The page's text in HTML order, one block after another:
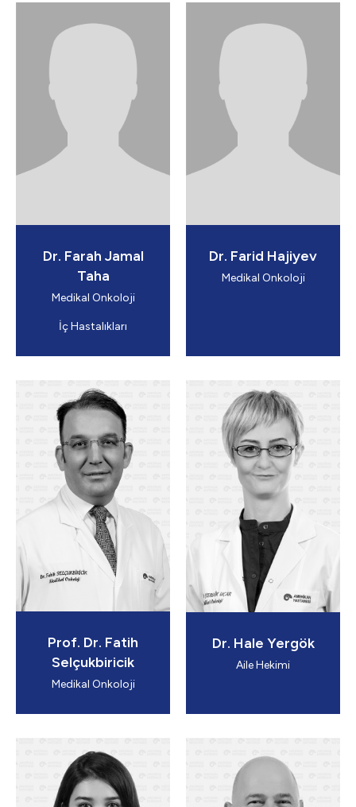
Dr. Farah Jamal
Taha
Medikal Onkoloji
İç Hastalıkları
Dr. Farid Hajiyev
Medikal Onkoloji
Prof. Dr. Fatih
Selçukbiricik
Medikal Onkoloji
Dr. Hale Yergök
Aile Hekimi